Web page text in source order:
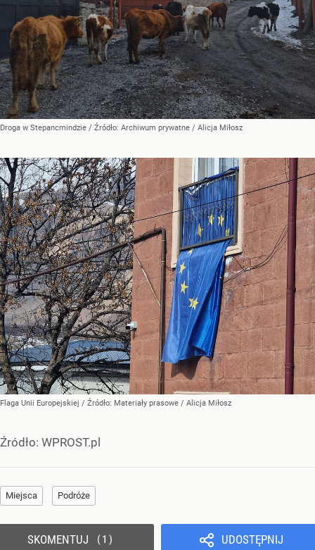
Droga w Stepancmindzie / Źródło: Archiwum prywatne / Alicja Miłosz
Flaga Unii Europejskiej / Źródło: Materiały prasowe / Alicja Miłosz
Źródło: WPROST.pl
Miejsca Podróże
UDOSTĘPNIJ
SKOMENTUJ 1